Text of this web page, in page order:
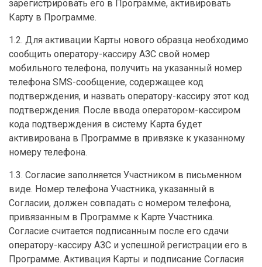
зарегистрировать его в Программе, активировать
Карту в Программе.
1.2. Для активации Карты нового образца необходимо
сообщить оператору-кассиру АЗС свой номер
мобильного телефона, получить на указанный номер
телефона SMS-сообщение, содержащее код
подтверждения, и назвать оператору-кассиру этот код
подтверждения. После ввода оператором-кассиром
кода подтверждения в систему Карта будет
активирована в Программе в привязке к указанному
номеру телефона.
1.3. Согласие заполняется Участником в письменном
виде. Номер телефона Участника, указанный в
Согласии, должен совпадать с номером телефона,
привязанным в Программе к Карте Участника.
Согласие считается подписанным после его сдачи
оператору-кассиру АЗС и успешной регистрации его в
Программе. Активация Карты и подписание Согласия